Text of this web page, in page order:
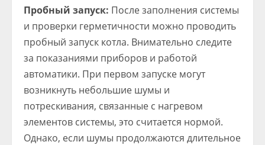
Пробный запуск: После заполнения системы
и проверки герметичности можно проводить
пробный запуск котла. Внимательно следите
за показаниями приборов и работой
автоматики. При первом запуске могут
возникнуть небольшие шумы и
потрескивания, связанные с нагревом
элементов системы, это считается нормой.
Однако, если шумы продолжаются длительное